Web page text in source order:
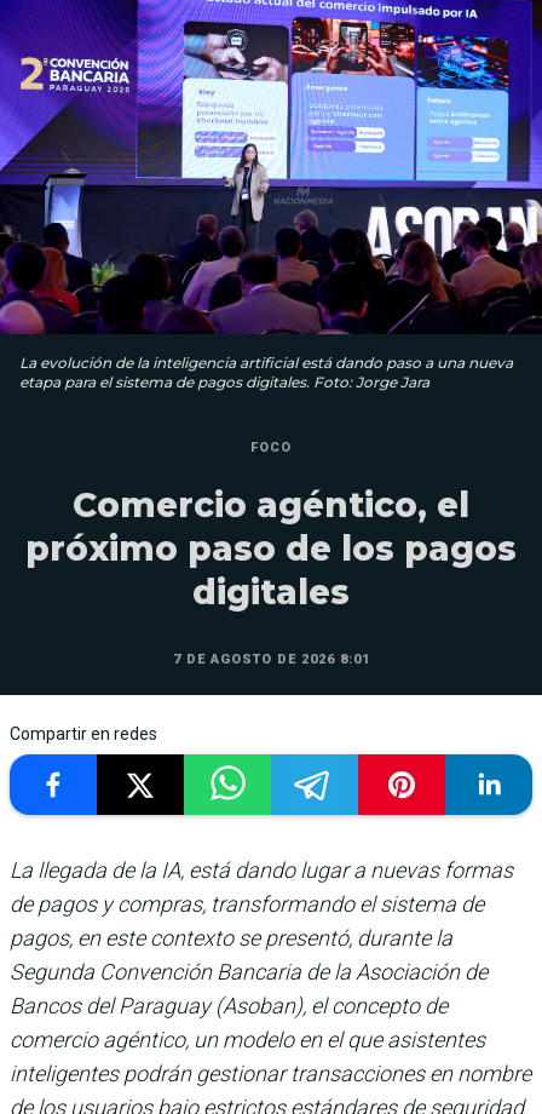
La evolución de la inteligencia artificial está dando paso a una nueva
etapa para el sistema de pagos digitales. Foto: Jorge Jara
FOCO
Comercio agéntico, el
próximo paso de los pagos
digitales
7 DE AGOSTO DE 2026 8:01
Compartir en redes
La llegada de la IA, está dando lugar a nuevas formas
de pagos y compras, transformando el sistema de
pagos, en este contexto se presentó, durante la
Segunda Convención Bancaria de la Asociación de
Bancos del Paraguay (Asoban), el concepto de
comercio agéntico, un modelo en el que asistentes
inteligentes podrán gestionar transacciones en nombre
de los usuarios bajo estrictos estándares de seguridad